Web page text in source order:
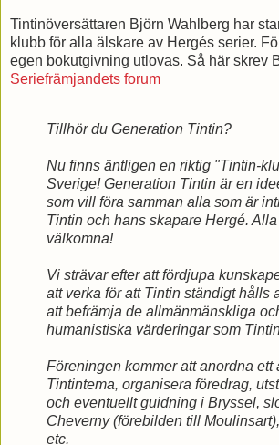
Tintinöversättaren Björn Wahlberg har
klubb för alla älskare av Hergés serier.
egen bokutgivning utlovas. Så här skrev
Seriefrämjandets forum
Tillhör du Generation Tintin?
Nu finns äntligen en riktig "Tintin-
Sverige! Generation Tintin är en
som vill föra samman alla som är
Tintin och hans skapare Hergé.
välkomna!
Vi strävar efter att fördjupa
att verka för att Tintin ständigt hålls
att befrämja de allmänmänskliga
humanistiska värderingar som
Föreningen kommer att anordna ett
Tintintema, organisera föredrag,
och eventuellt guidning i Bryssel,
Cheverny (förebilden till
etc.